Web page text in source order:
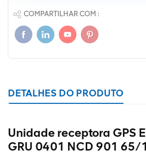
COMPARTILHAR COM :
DETALHES DO PRODUTO
Unidade receptora GPS
GRU 0401 NCD 901 65/1